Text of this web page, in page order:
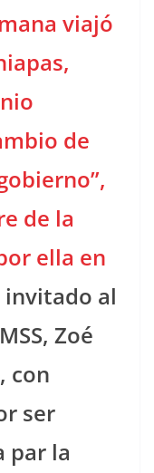
viajó
de
de la
ella en
al
Zoé
con
ser
par la